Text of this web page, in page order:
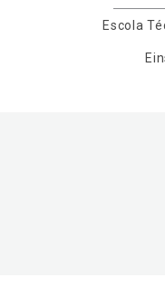
Escola